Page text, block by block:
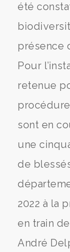
été
présence
Pour
retenue
sont en
une
de
2022 à la
en train
André